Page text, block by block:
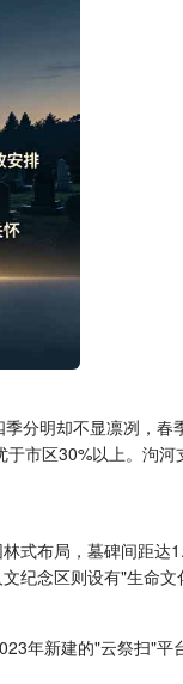
分明却不显凛冽，
市区30%以上。泃
式布局，墓碑间距达
纪念区则设有"生命
年新建的"云祭扫"